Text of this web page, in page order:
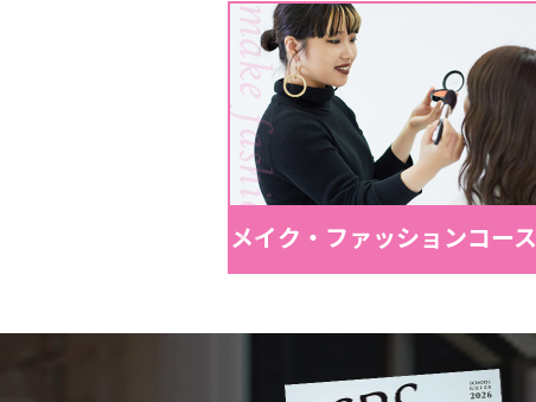
make fashion
メイク・ファッションコース